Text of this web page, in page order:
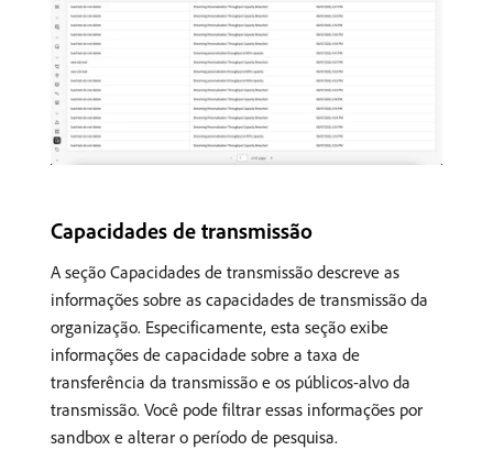
Capacidades de transmissão
A seção Capacidades de transmissão descreve as
informações sobre as capacidades de transmissão da
organização. Especificamente, esta seção exibe
informações de capacidade sobre a taxa de
transferência da transmissão e os públicos-alvo da
transmissão. Você pode filtrar essas informações por
sandbox e alterar o período de pesquisa.